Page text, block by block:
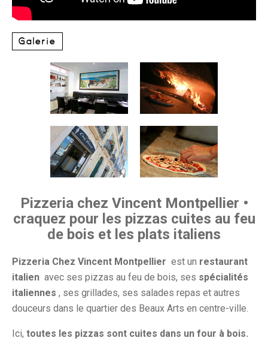
Galerie
Pizzeria chez Vincent Montpellier •
craquez pour les pizzas cuites au feu
de bois et les plats italiens
Pizzeria Chez Vincent Montpellier est un restaurant
italien avec ses pizzas au feu de bois, ses spécialités
italiennes , ses grillades, ses salades repas et autres
douceurs dans le quartier des Beaux Arts en centre-ville.
Ici, toutes les pizzas sont cuites dans un four à bois.